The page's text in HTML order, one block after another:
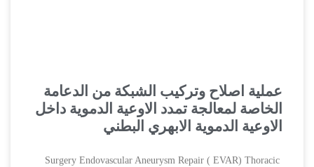
عملية اصلاح وتركيب الشبكة من الدعامة
الخاصة لمعالجة تمدد الاوعية الدموية داخل
الاوعية الدموية الابهري البطني
Surgery Endovascular Aneurysm Repair ( EVAR) Thoracic